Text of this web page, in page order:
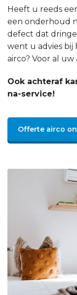
Heeft u reeds
een onderhoud
defect dat
went u advies bij
airco? Voor al uw
Ook achteraf
na-service!
Offerte airco